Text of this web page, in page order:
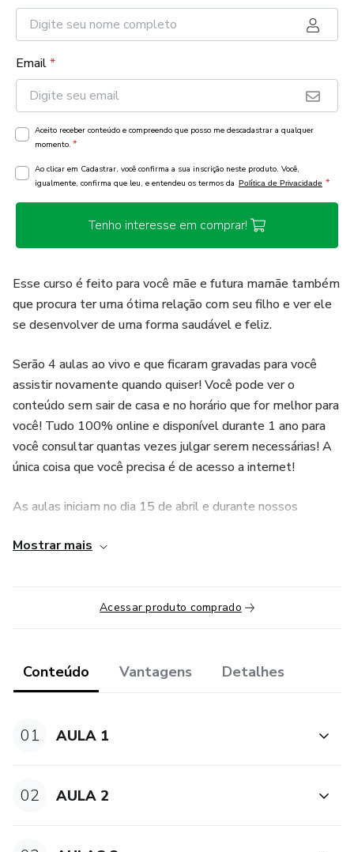
Email*
Aceito receber conteúdo e compreendo que posso me descadastrar a qualquer
momento. *
Ao clicar em Cadastrar, você confirma a sua inscrição neste produto. Você,
igualmente, confirma que leu, e entendeu os termos da Política de Privacidade *
Tenho interesse em comprar!
Esse curso é feito para você mãe e futura mamãe também
que procura ter uma ótima relação com seu filho e ver ele
se desenvolver de uma forma saudável e feliz.
Serão 4 aulas ao vivo e que ficaram gravadas para você
assistir novamente quando quiser! Você pode ver o
conteúdo sem sair de casa e no horário que for melhor para
você! Tudo 100% online e disponível durante 1 ano para
você consultar quantas vezes julgar serem necessárias! A
única coisa que você precisa é de acesso a internet!
As aulas iniciam no dia 15 de abril e durante nossos
como usar essa ferramenta na educação do seu filho!
Às vezes mesmo sabendo a ferramenta e as técnicas para
aplicar, você não consegue fazer isso de forma natural
devido aos traumas da infância e padrão de repetição,
PNL com hipnose para liberar os seus bloqueios mentais.
Mostrar mais
Acessar produto comprado
Conteúdo Vantagens Detalhes
01 AULA 1
02 AULA 2